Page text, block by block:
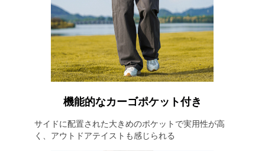
機能的なカーゴポケット付き
サイドに配置された大きめのポケットで実用性が高
く、アウトドアテイストも感じられる